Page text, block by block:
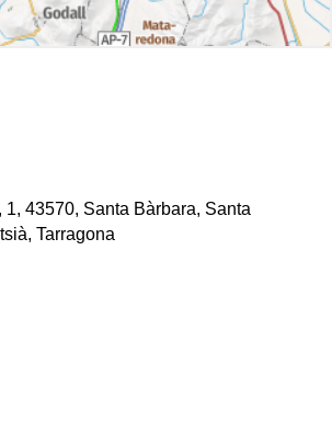
1, 43570, Santa Bàrbara, Santa
Tarragona